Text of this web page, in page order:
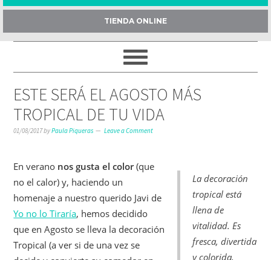
TIENDA ONLINE
ESTE SERÁ EL AGOSTO MÁS
TROPICAL DE TU VIDA
01/08/2017byPaula Piqueras Leave a Comment
La decoración
tropical está
llena de
vitalidad. Es
fresca, divertida
y colorida.
En verano nos gusta el color(que
no el calor) y, haciendo un
homenaje a nuestro querido Javi de
Yo no lo Tiraría, hemos decidido
que en Agosto se lleva la decoración
Tropical (a ver si de una vez se